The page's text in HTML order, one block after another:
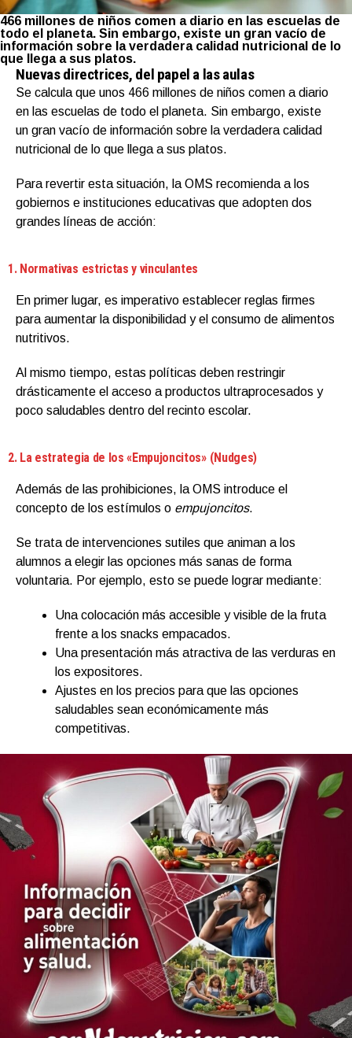
466 millones de niños comen a diario en las escuelas de
todo el planeta. Sin embargo, existe un gran vacío de
información sobre la verdadera calidad nutricional de lo
que llega a sus platos.
Nuevas directrices, del papel a las aulas
Se calcula que unos 466 millones de niños comen a diario
en las escuelas de todo el planeta. Sin embargo, existe
un gran vacío de información sobre la verdadera calidad
nutricional de lo que llega a sus platos.
Para revertir esta situación, la OMS recomienda a los
gobiernos e instituciones educativas que adopten dos
grandes líneas de acción:
1. Normativas estrictas y vinculantes
En primer lugar, es imperativo establecer reglas firmes
para aumentar la disponibilidad y el consumo de alimentos
nutritivos.
Al mismo tiempo, estas políticas deben restringir
drásticamente el acceso a productos ultraprocesados y
poco saludables dentro del recinto escolar.
2. La estrategia de los «Empujoncitos» (Nudges)
Además de las prohibiciones, la OMS introduce el
concepto de los estímulos o empujoncitos.
Se trata de intervenciones sutiles que animan a los
alumnos a elegir las opciones más sanas de forma
voluntaria. Por ejemplo, esto se puede lograr mediante:
Una colocación más accesible y visible de la fruta
frente a los snacks empacados.
Una presentación más atractiva de las verduras en
los expositores.
Ajustes en los precios para que las opciones
saludables sean económicamente más
competitivas.